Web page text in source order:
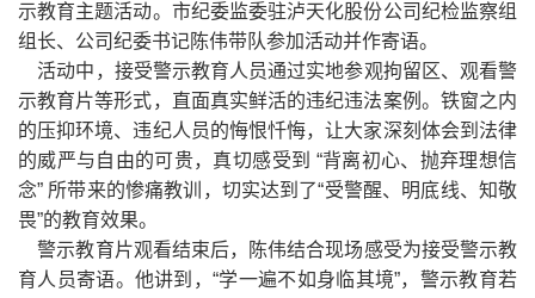
示教育主题活动。市纪委监委驻泸天化股份公司纪检监察组
组长、公司纪委书记陈伟带队参加活动并作寄语。
活动中，接受警示教育人员通过实地参观拘留区、观看警
示教育片等形式，直面真实鲜活的违纪违法案例。铁窗之内
的压抑环境、违纪人员的悔恨忏悔，让大家深刻体会到法律
的威严与自由的可贵，真切感受到 “背离初心、抛弃理想信
念” 所带来的惨痛教训，切实达到了“受警醒、明底线、知敬
畏”的教育效果。
警示教育片观看结束后，陈伟结合现场感受为接受警示教
育人员寄语。他讲到，“学一遍不如身临其境”，警示教育若